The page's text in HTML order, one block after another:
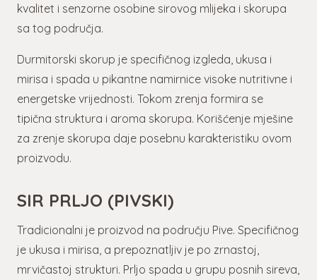
kvalitet i senzorne osobine sirovog mlijeka i skorupa
sa tog područja.
Durmitorski skorup je specifičnog izgleda, ukusa i
mirisa i spada u pikantne namirnice visoke nutritivne i
energetske vrijednosti. Tokom zrenja formira se
tipična struktura i aroma skorupa. Korišćenje mješine
za zrenje skorupa daje posebnu karakteristiku ovom
proizvodu.
SIR PRLJO (PIVSKI)
Tradicionalni je proizvod na području Pive. Specifičnog
je ukusa i mirisa, a prepoznatljiv je po zrnastoj,
mrvičastoj strukturi. Prljo spada u grupu posnih sireva,